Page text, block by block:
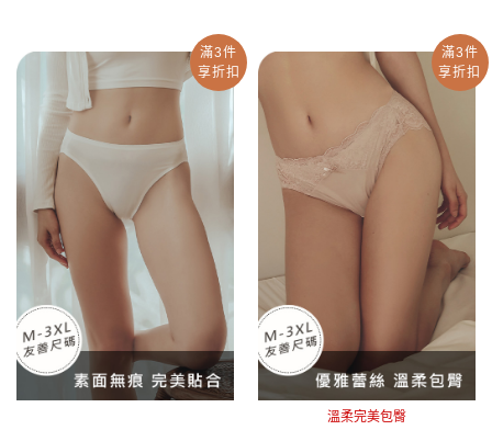
滿3件
享折扣
滿3件
享折扣
溫柔完美包臀